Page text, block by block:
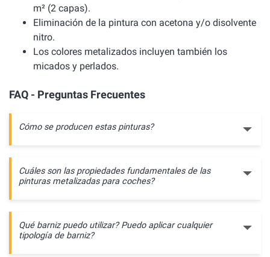
m² (2 capas).
Eliminación de la pintura con acetona y/o disolvente
nitro.
Los colores metalizados incluyen también los
micados y perlados.
FAQ - Preguntas Frecuentes
Cómo se producen estas pinturas?
Cuáles son las propiedades fundamentales de las
pinturas metalizadas para coches?
Qué barniz puedo utilizar? Puedo aplicar cualquier
tipología de barniz?